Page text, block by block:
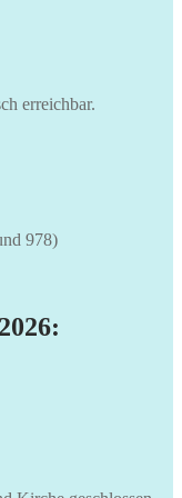
erreichbar.
978)